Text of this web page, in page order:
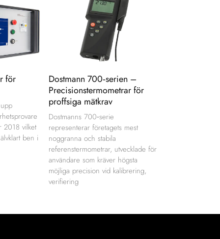
för
2018 vilket
ben i
Dostmann 700‑serien –
Precisionstermometrar för
proffsiga mätkrav
Dostmanns 700‑serie
representerar företagets mest
noggranna och stabila
referenstermometrar, utvecklade för
användare som kräver högsta
möjliga precision vid kalibrering,
verifiering